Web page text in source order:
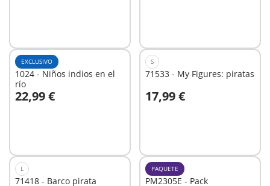
EXCLUSIVO
1024 - Niños indios en el
río
22,99 €
A la cesta
S
71533 - My Figures: piratas
17,99 €
A la cesta
L
71418 - Barco pirata
PAQUETE
PM2305E - Pack